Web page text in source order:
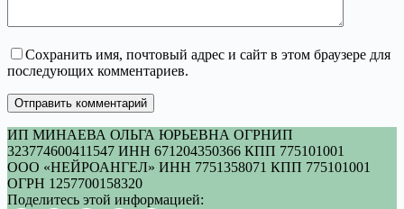
Сохранить имя, почтовый адрес и сайт в этом браузере для
последующих комментариев.
Отправить комментарий
ИП МИНАЕВА ОЛЬГА ЮРЬЕВНА ОГРНИП
323774600411547 ИНН 671204350366 КПП 775101001
ООО «НЕЙРОАНГЕЛ» ИНН 7751358071 КПП 775101001
ОГРН 1257700158320
Поделитесь этой информацией: